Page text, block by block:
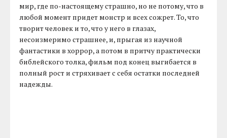
мир, где по-настоящему страшно, но не потому, что в
любой момент придет монстр и всех сожрет. То, что
творит человек и то, что у него в глазах,
несоизмеримо страшнее, и, прыгая из научной
фантастики в хоррор, а потом в притчу практически
библейского толка, фильм под конец выгибается в
полный рост и стряхивает с себя остатки последней
надежды.